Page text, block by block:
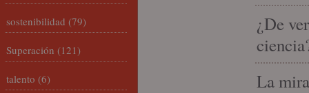
¿De
La
sostenibilidad (79)
Superación (121)
talento (6)